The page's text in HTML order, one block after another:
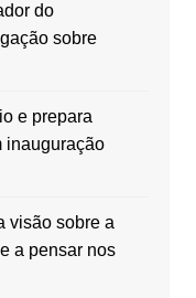
do
sobre
e prepara
inauguração
visão sobre a
a pensar nos